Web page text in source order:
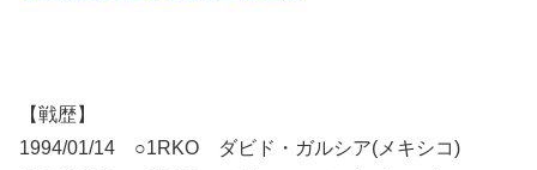
【戦歴】
1994/01/14 ○1RKO ダビド・ガルシア(メキシコ)